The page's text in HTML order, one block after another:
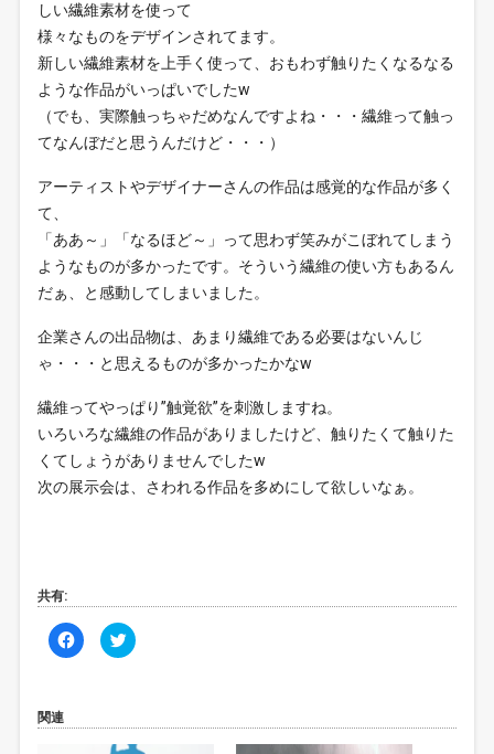
しい繊維素材を使って
様々なものをデザインされてます。
新しい繊維素材を上手く使って、おもわず触りたくなるなる
ような作品がいっぱいでしたw
（でも、実際触っちゃだめなんですよね・・・繊維って触っ
てなんぼだと思うんだけど・・・）
アーティストやデザイナーさんの作品は感覚的な作品が多く
て、
「ああ～」「なるほど～」って思わず笑みがこぼれてしまう
ようなものが多かったです。そういう繊維の使い方もあるん
だぁ、と感動してしまいました。
企業さんの出品物は、あまり繊維である必要はないんじ
ゃ・・・と思えるものが多かったかなw
繊維ってやっぱり”触覚欲”を刺激しますね。
いろいろな繊維の作品がありましたけど、触りたくて触りた
くてしょうがありませんでしたw
次の展示会は、さわれる作品を多めにして欲しいなぁ。
共有:
F
a
k
ク
リ
w
i
関連